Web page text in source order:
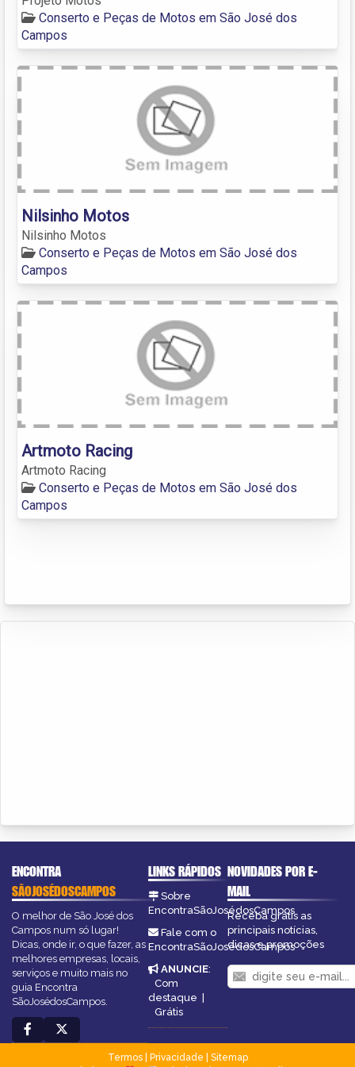
Conserto e Peças de Motos em São José dos
Campos
Nilsinho Motos
Nilsinho Motos
Conserto e Peças de Motos em São José dos
Campos
Artmoto Racing
Artmoto Racing
Conserto e Peças de Motos em São José dos
Campos
ENCONTRA
SÃOJOSÉDOSCAMPOS
O melhor de São José dos
Campos num só lugar!
Dicas, onde ir, o que fazer, as
melhores empresas, locais,
serviços e muito mais no
guia Encontra
SãoJosédosCampos.
LINKS RÁPIDOS
Sobre
EncontraSãoJosédosCampos
Fale com o
EncontraSãoJosédosCampos
ANUNCIE:
Com
destaque |
Grátis
NOVIDADES POR E-
MAIL
Receba grátis as
principais notícias,
dicas e promoções
Termos| Privacidade
Sitemap